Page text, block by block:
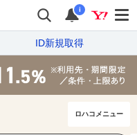
i
ID新規取得
ロハコメニュー